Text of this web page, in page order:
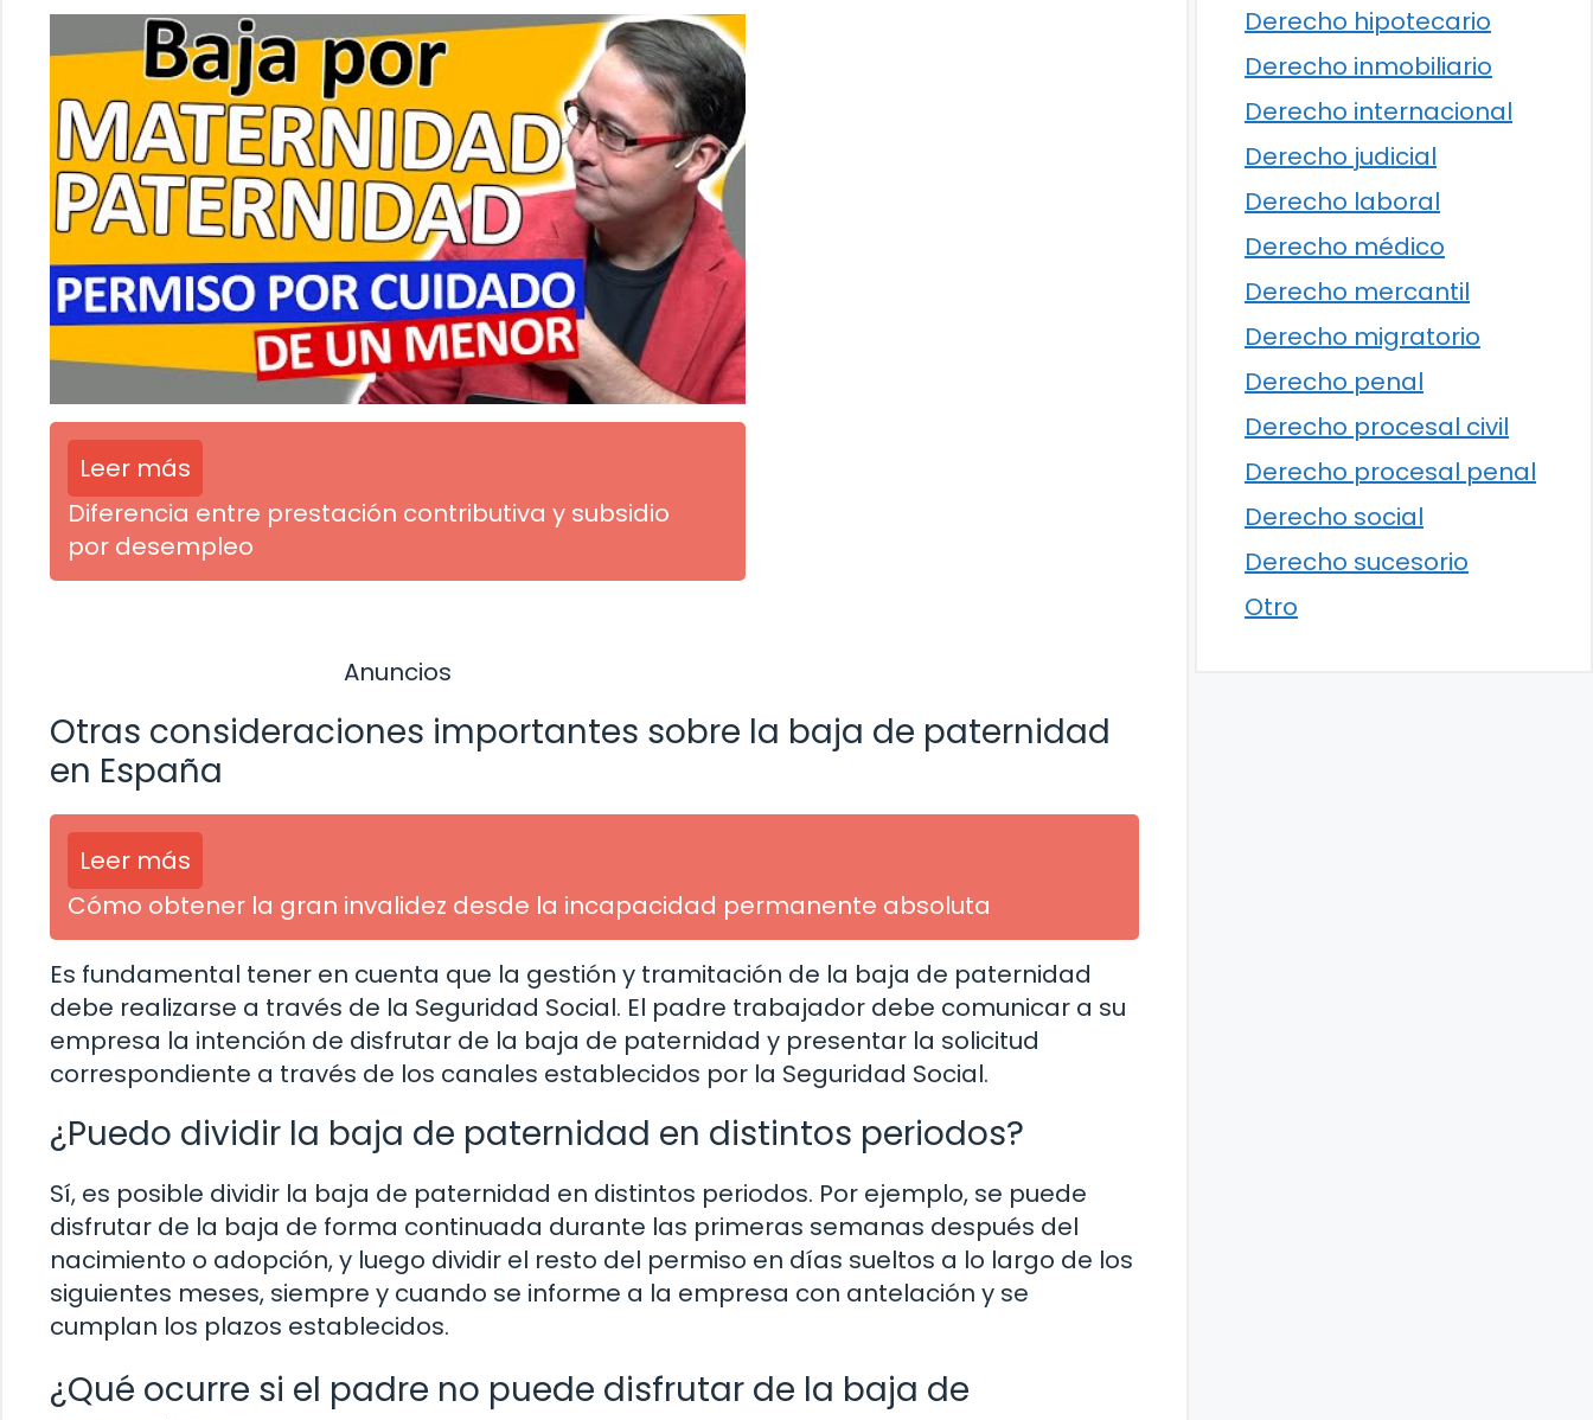
Leer más
Diferencia entre prestación contributiva y subsidio
por desempleo
Anuncios
Otras consideraciones importantes sobre la baja de paternidad
en España
Leer más
Cómo obtener la gran invalidez desde la incapacidad permanente absoluta
Es fundamental tener en cuenta que la gestión y tramitación de la baja de paternidad
debe realizarse a través de la Seguridad Social. El padre trabajador debe comunicar a su
empresa la intención de disfrutar de la baja de paternidad y presentar la solicitud
correspondiente a través de los canales establecidos por la Seguridad Social.
¿Puedo dividir la baja de paternidad en distintos periodos?
Sí, es posible dividir la baja de paternidad en distintos periodos. Por ejemplo, se puede
disfrutar de la baja de forma continuada durante las primeras semanas después del
nacimiento o adopción, y luego dividir el resto del permiso en días sueltos a lo largo de los
siguientes meses, siempre y cuando se informe a la empresa con antelación y se
cumplan los plazos establecidos.
¿Qué ocurre si el padre no puede disfrutar de la baja de
Derecho hipotecario
Derecho inmobiliario
Derecho internacional
Derecho judicial
Derecho laboral
Derecho médico
Derecho mercantil
Derecho migratorio
Derecho penal
Derecho procesal civil
Derecho procesal penal
Derecho social
Derecho sucesorio
Otro